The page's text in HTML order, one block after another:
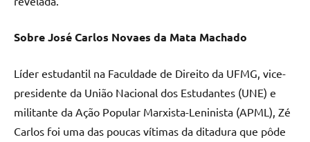
Sobre José Carlos Novaes da Mata Machado
Líder estudantil na Faculdade de Direito da UFMG, vice-
presidente da União Nacional dos Estudantes (UNE) e
militante da Ação Popular Marxista-Leninista (APML), Zé
Carlos foi uma das poucas vítimas da ditadura que pôde